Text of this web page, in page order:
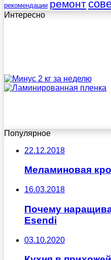
рекомендации ремонт
Интересно
Популярное
22.12.2018
Меламиновая
16.03.2018
Почему
Esendi
03.10.2020